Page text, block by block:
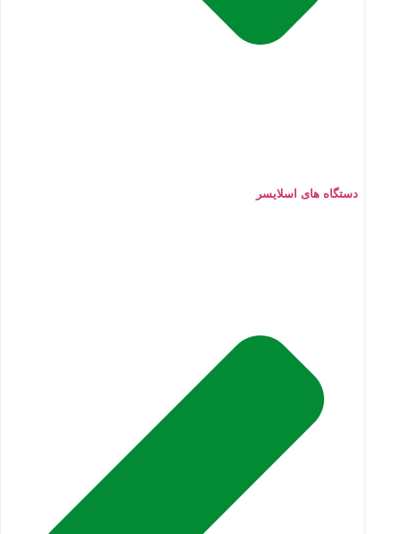
دستگاه های اسلایسر